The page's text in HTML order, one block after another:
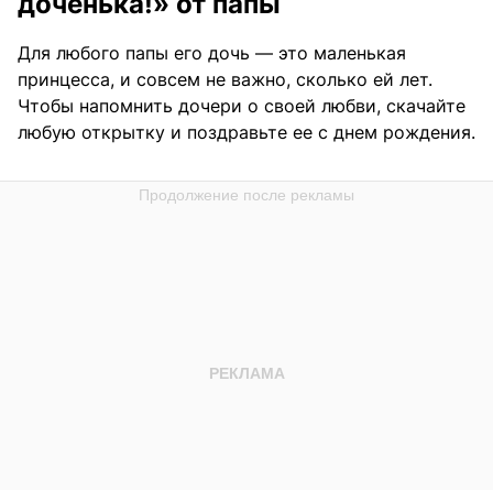
Для любого папы его дочь — это маленькая
принцесса, и совсем не важно, сколько ей лет.
Чтобы напомнить дочери о своей любви, скачайте
любую открытку и поздравьте ее с днем рождения.